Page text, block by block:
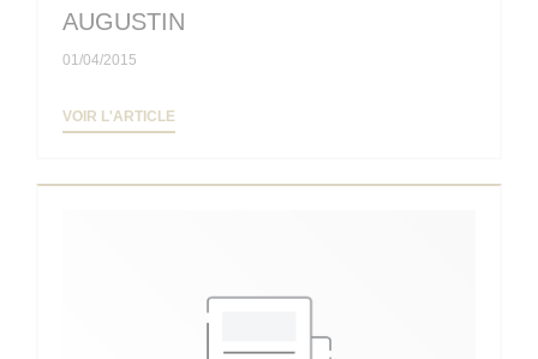
AUGUSTIN
01/04/2015
VOIR L'ARTICLE